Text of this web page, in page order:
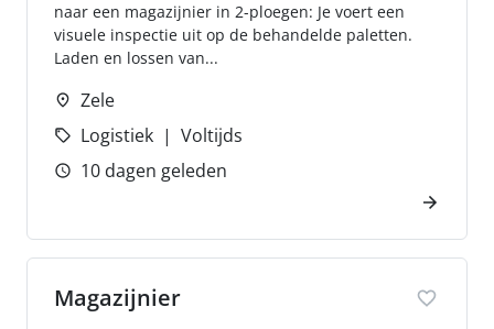
naar een magazijnier in 2-ploegen: Je voert een
visuele inspectie uit op de behandelde paletten.
Laden en lossen van...
Zele
Logistiek
Voltijds
10 dagen geleden
Magazijnier